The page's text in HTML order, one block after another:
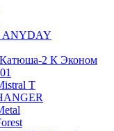
ANYDAY
Катюша-2 К Эконом
T